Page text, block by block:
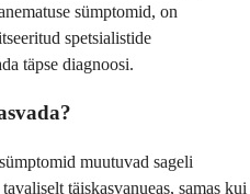
sümptomid, on
spetsialistide
täpse diagnoosi.
muutuvad sageli
täiskasvanueas, samas kui